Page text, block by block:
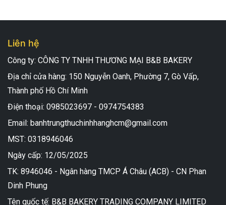
Liên hệ
Công ty: CÔNG TY TNHH THƯƠNG MẠI B&B BAKERY
Địa chỉ cửa hàng: 150 Nguyễn Oanh, Phường 7, Gò Vấp,
Thành phố Hồ Chí Minh
Điện thoại: 0985023697 - 0974754383
Email: banhtrungthuchinhhanghcm@gmail.com
MST: 0318946046
Ngày cấp: 12/05/2025
TK: 8946046 - Ngân hàng TMCP Á Châu (ACB) - CN Phan